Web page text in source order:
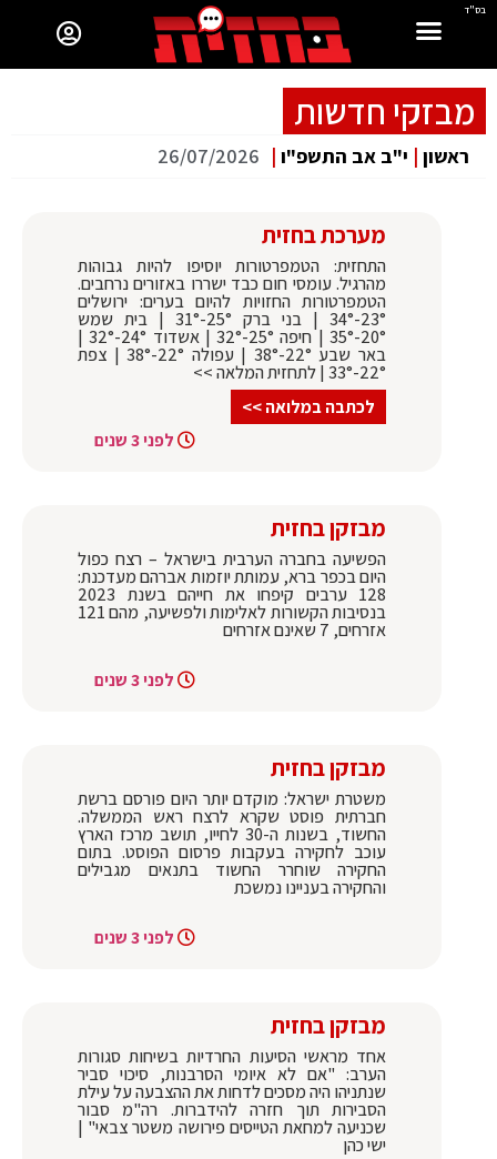
בס"ד
מבזקי חדשות
ראשון | י"ב אב התשפ"ו |
26/07/2026
מערכת בחזית
התחזית: הטמפרטורות יוסיפו להיות גבוהות
מהרגיל. עומסי חום כבד ישררו באזורים נרחבים.
הטמפרטורות החזויות להיום בערים: ירושלים
23°-34° | בני ברק 25°-31° | בית שמש
20°-35° | חיפה 25°-32° | אשדוד 24°-32° |
באר שבע 22°-38° | עפולה 22°-38° | צפת
22°-33° | לתחזית המלאה >>
לכתבה במלואה >>
לפני 3 שנים
מבזקן בחזית
הפשיעה בחברה הערבית בישראל – רצח כפול
היום בכפר ברא, עמותת יוזמות אברהם מעדכנת:
128 ערבים קיפחו את חייהם בשנת 2023
בנסיבות הקשורות לאלימות ולפשיעה, מהם 121
אזרחים, 7 שאינם אזרחים
לפני 3 שנים
מבזקן בחזית
משטרת ישראל: מוקדם יותר היום פורסם ברשת
חברתית פוסט שקרא לרצח ראש הממשלה.
החשוד, בשנות ה-30 לחייו, תושב מרכז הארץ
עוכב לחקירה בעקבות פרסום הפוסט. בתום
החקירה שוחרר החשוד בתנאים מגבילים
והחקירה בעניינו נמשכת
לפני 3 שנים
מבזקן בחזית
אחד מראשי הסיעות החרדיות בשיחות סגורות
הערב: "אם לא איומי הסרבנות, סיכוי סביר
שנתניהו היה מסכים לדחות את ההצבעה על עילת
הסבירות תוך חזרה להידברות. רה"מ סבור
שכניעה למחאת הטייסים פירושה משטר צבאי" |
ישי כהן